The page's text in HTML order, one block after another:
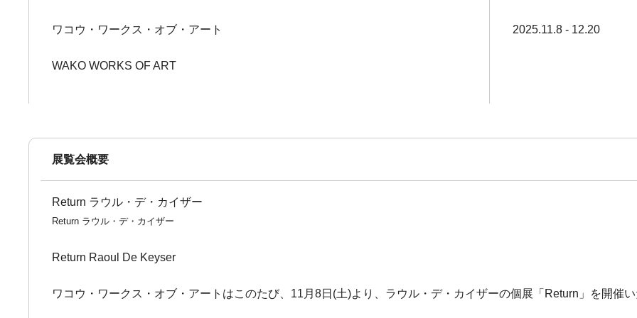
ワコウ・ワークス・オブ・アート
WAKO WORKS OF ART
2025.11.8 - 12.20
展覧会概要
Return ラウル・デ・カイザー
Return ラウル・デ・カイザー
Return Raoul De Keyser
ワコウ・ワークス・オブ・アートはこのたび、11月8日(土)より、ラウル・デ・カイザーの個展「Return」を開催い